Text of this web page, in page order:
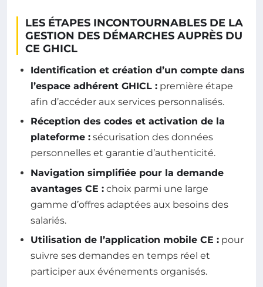
LES ÉTAPES INCONTOURNABLES DE LA
GESTION DES DÉMARCHES AUPRÈS DU
CE GHICL
Identification et création d’un compte dans
l’espace adhérent GHICL : première étape
afin d’accéder aux services personnalisés.
Réception des codes et activation de la
plateforme : sécurisation des données
personnelles et garantie d’authenticité.
Navigation simplifiée pour la demande
avantages CE : choix parmi une large
gamme d’offres adaptées aux besoins des
salariés.
Utilisation de l’application mobile CE : pour
suivre ses demandes en temps réel et
participer aux événements organisés.